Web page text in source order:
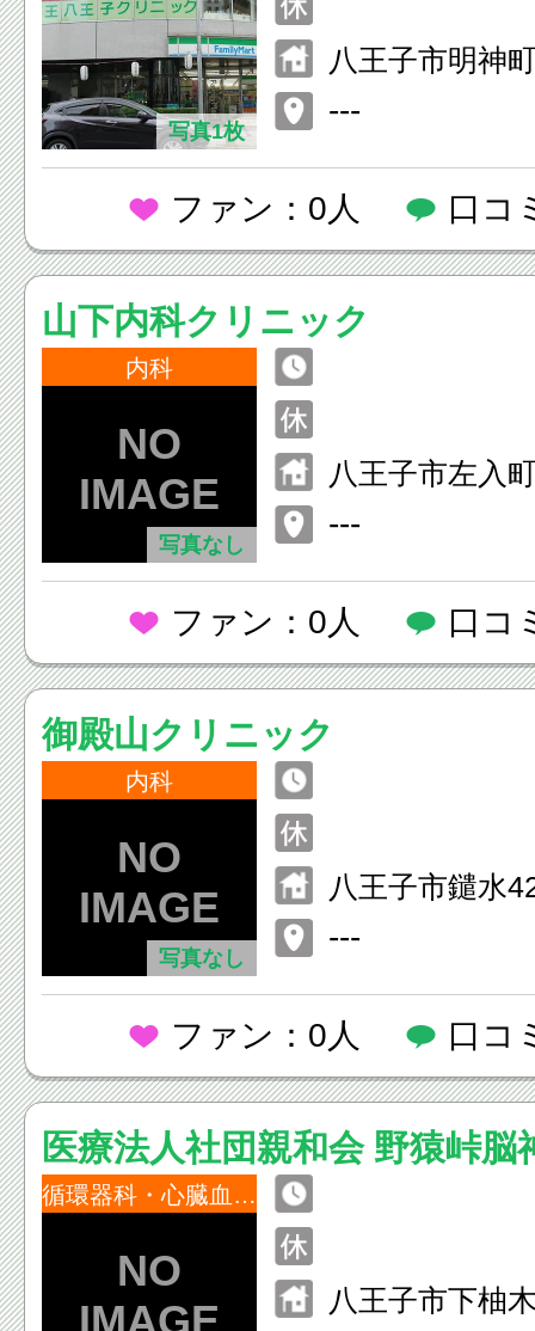
写真1枚
八王子市明神
---
ファン：0人 口コ
山下内科クリニック
内科
写真なし
八王子市左入
---
ファン：0人 口コ
御殿山クリニック
内科
写真なし
八王子市鑓水
---
ファン：0人 口コ
医療法人社団親和会 野猿峠脳
院
循環器科・心臓血液外科
八王子市下柚